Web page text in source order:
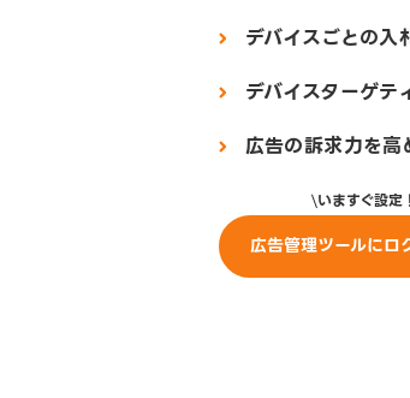
デバイスごとの入
デバイスターゲテ
広告の訴求力を
いますぐ設定！
広告管理ツールにロ